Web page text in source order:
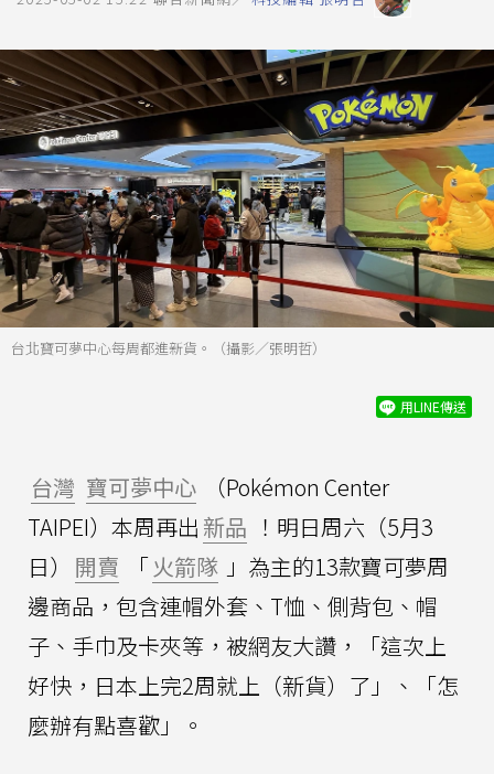
台北寶可夢中心每周都進新貨。（攝影／張明哲）
用LINE傳送
台灣 寶可夢中心
（Pokémon Center
TAIPEI）本周再出 新品 ！明日周六（5月3
日）
開賣 「火箭隊 」為主的13款寶可夢周
邊商品，包含連帽外套、T恤、側背包、帽
子、手巾及卡夾等，被網友大讚，「這次上
好快，日本上完2周就上（新貨）了」、「怎
麼辦有點喜歡」。